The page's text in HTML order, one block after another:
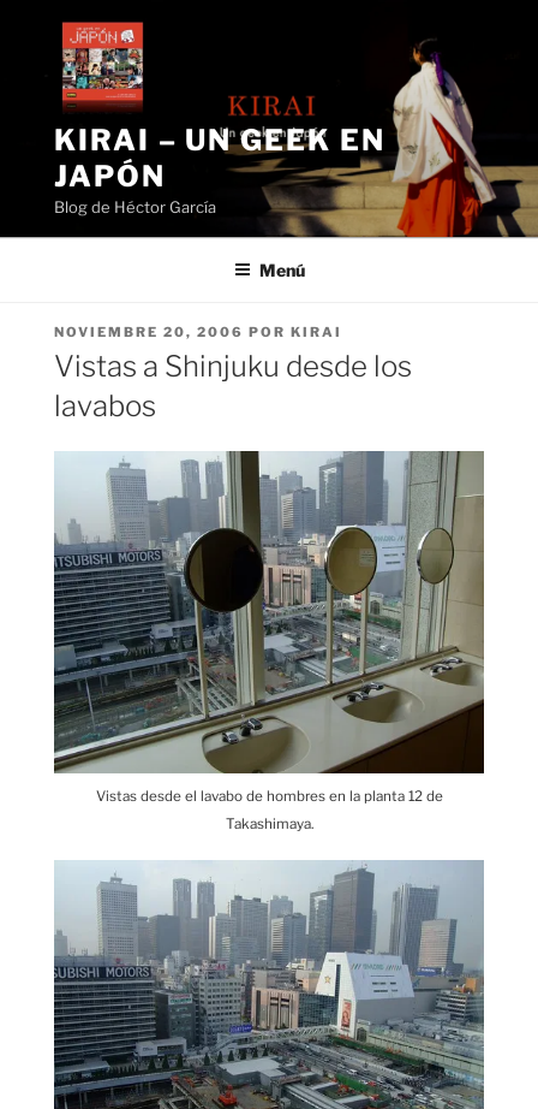
contenido
KIRAI – UN GEEK EN
JAPÓN
Blog de Héctor García
Menú
PUBLICADO
EL
NOVIEMBRE 20, 2006 POR KIRAI
Vistas a Shinjuku desde los
lavabos
Vistas desde el lavabo de hombres en la planta 12 de
Takashimaya.